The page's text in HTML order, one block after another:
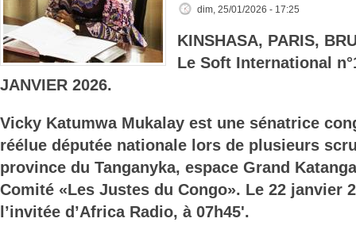
dim, 25/01/2026 - 17:25
KINSHASA, PARIS,
Le Soft International
JANVIER 2026.
Vicky Katumwa Mukalay est une sénatrice
réélue députée nationale lors de plusieurs
province du Tanganyka, espace Grand
Comité «Les Justes du Congo». Le 22 janvier
l’invitée d’Africa Radio, à 07h45'.